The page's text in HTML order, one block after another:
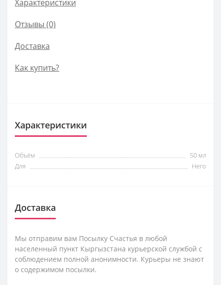
Характеристики
Отзывы (0)
Доставка
Как купить?
Характеристики
Объём
50 мл
Для
Него
Доставка
Мы отправим вам Посылку Счастья в любой
населенный пункт Кыргызстана курьерской службой с
соблюдением полной анонимности. Курьеры не знают
о содержимом посылки.